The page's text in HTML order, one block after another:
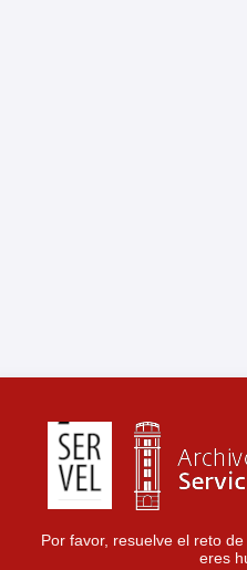
Por favor, resuelve el reto
eres